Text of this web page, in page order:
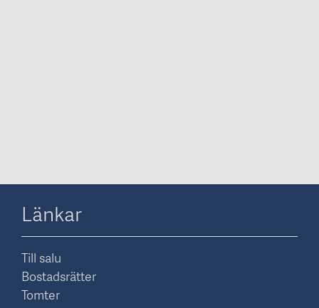
Länkar
Till salu
Bostadsrätter
Tomter